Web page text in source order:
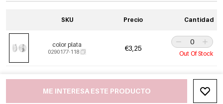
SKU Precio Cantidad
color plata
0290177-118 €3,25
Out Of Stock
ME INTERESA ESTE PRODUCTO